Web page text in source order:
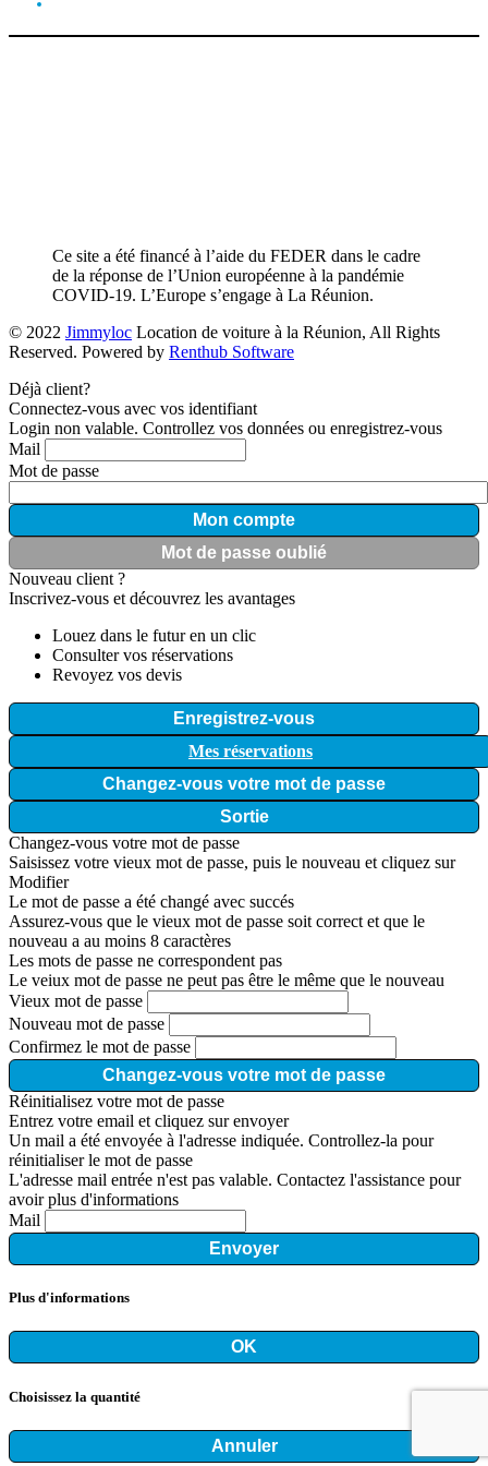
Ce site a été financé à l’aide du FEDER dans le cadre
de la réponse de l’Union européenne à la pandémie
COVID-19. L’Europe s’engage à La Réunion.
© 2022 Jimmyloc Location de voiture à la Réunion, All Rights
Reserved. Powered by Renthub Software
Déjà client?
Connectez-vous avec vos identifiant
Login non valable. Controllez vos données ou enregistrez-vous
Mail
Mot de passe
Mon compte
Mot de passe oublié
Nouveau client ?
Inscrivez-vous et découvrez les avantages
Louez dans le futur en un clic
Consulter vos réservations
Revoyez vos devis
Enregistrez-vous
Mes réservations
Changez-vous votre mot de passe
Sortie
Changez-vous votre mot de passe
Saisissez votre vieux mot de passe, puis le nouveau et cliquez sur
Modifier
Le mot de passe a été changé avec succés
Assurez-vous que le vieux mot de passe soit correct et que le
nouveau a au moins 8 caractères
Les mots de passe ne correspondent pas
Le veiux mot de passe ne peut pas être le même que le nouveau
Vieux mot de passe
Nouveau mot de passe
Confirmez le mot de passe
Changez-vous votre mot de passe
Réinitialisez votre mot de passe
Entrez votre email et cliquez sur envoyer
Un mail a été envoyée à l'adresse indiquée. Controllez-la pour
réinitialiser le mot de passe
L'adresse mail entrée n'est pas valable. Contactez l'assistance pour
avoir plus d'informations
Mail
Envoyer
Plus d'informations
OK
Choisissez la quantité
Annuler